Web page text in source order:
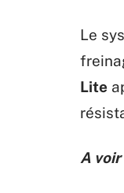
Le
Lite
A voir